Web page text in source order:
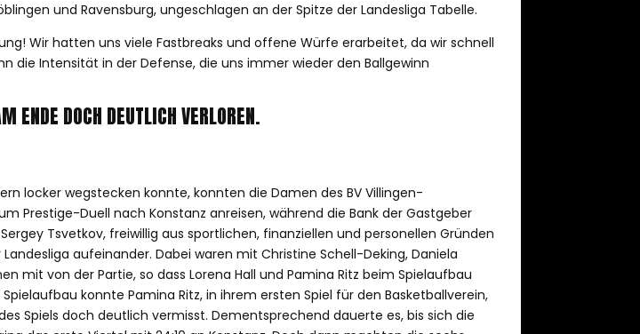
und Ravensburg, ungeschlagen an der Spitze der Landesliga Tabelle.
Wir hatten uns viele Fastbreaks und offene Würfe erarbeitet, da wir schnell
die Intensität in der Defense, die uns immer wieder den Ballgewinn
DOCH DEUTLICH VERLOREN.
locker wegstecken konnte, konnten die Damen des BV Villingen-
Prestige-Duell nach Konstanz anreisen, während die Bank der Gastgeber
Tsvetkov, freiwillig aus sportlichen, finanziellen und personellen Gründen
aufeinander. Dabei waren mit Christine Schell-Deking, Daniela
mit von der Partie, so dass Lorena Hall und Pamina Ritz beim Spielaufbau
konnte Pamina Ritz, in ihrem ersten Spiel für den Basketballverein,
Spiels doch deutlich vermisst. Dementsprechend dauerte es, bis sich die